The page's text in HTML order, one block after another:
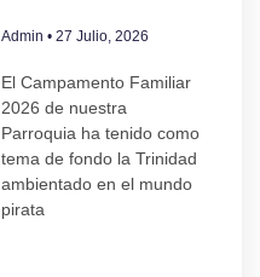
Admin 27 Julio, 2026
El Campamento Familiar
2026 de nuestra
Parroquia ha tenido como
tema de fondo la Trinidad
ambientado en el mundo
pirata